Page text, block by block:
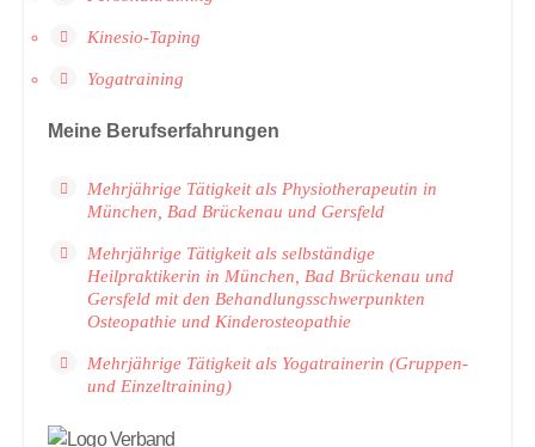
Kinesio-Taping
Yogatraining
Meine Berufserfahrungen
Mehrjährige Tätigkeit als Physiotherapeutin in
München, Bad Brückenau und Gersfeld
Mehrjährige Tätigkeit als selbständige
Heilpraktikerin in München, Bad Brückenau und
Gersfeld mit den Behandlungsschwerpunkten
Osteopathie und Kinderosteopathie
Mehrjährige Tätigkeit als Yogatrainerin (Gruppen-
und Einzeltraining)